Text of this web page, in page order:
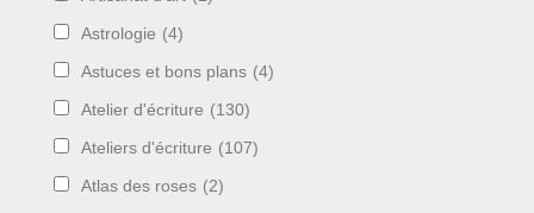
Astrologie (4)
Astuces et bons plans (4)
Atelier d'écriture (130)
Ateliers d'écriture (107)
Atlas des roses (2)